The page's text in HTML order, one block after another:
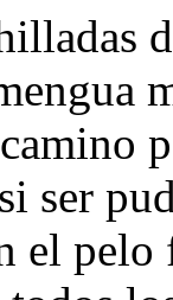
ser
el pelo